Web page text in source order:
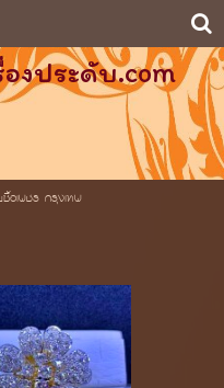
งประดับ.com
อเพชร กรุงเทพ